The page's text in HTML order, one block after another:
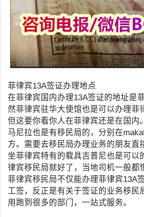
菲律宾13A签证办理地点
在菲律宾国内办理13A签证的地址是
然菲律宾驻华大使馆也是可以办理菲
但这要你看你人在菲律宾还是在国内
马尼拉也是有移民局的，分别在
方。需要去移民局办理业务的朋友直
坐菲律宾特有的载具吉普尼也是可以
律宾移民局就好了，当地司机一般都
菲律宾移民局不仅能办理菲律宾13A
工签，反正是有关于签证的业务移民
用跑到很多的部门，一站式服务。